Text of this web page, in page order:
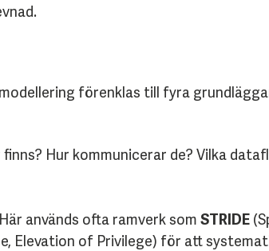
förenklas till fyra
Hur kommunicerar de? Vilka
används ofta ramverk som STRIDE
Elevation of Privilege) för att